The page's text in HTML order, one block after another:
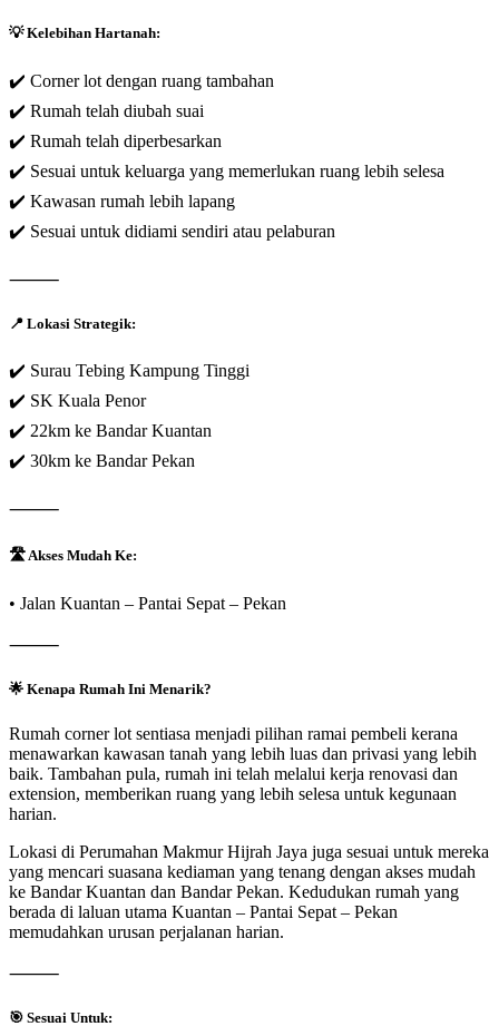
💡Kelebihan Hartanah:
✔️ Corner lot dengan ruang tambahan
✔️ Rumah telah diubah suai
✔️ Rumah telah diperbesarkan
✔️ Sesuai untuk keluarga yang memerlukan ruang lebih selesa
✔️ Kawasan rumah lebih lapang
✔️ Sesuai untuk didiami sendiri atau pelaburan
⸻
📍 Lokasi Strategik:
✔️ Surau Tebing Kampung Tinggi
✔️ SK Kuala Penor
✔️ 22km ke Bandar Kuantan
✔️ 30km ke Bandar Pekan
⸻
🛣️Akses Mudah Ke:
• Jalan Kuantan – Pantai Sepat – Pekan
⸻
🌟 Kenapa Rumah Ini Menarik?
Rumah corner lot sentiasa menjadi pilihan ramai pembeli kerana
menawarkan kawasan tanah yang lebih luas dan privasi yang lebih
baik. Tambahan pula, rumah ini telah melalui kerja renovasi dan
extension, memberikan ruang yang lebih selesa untuk kegunaan
harian.
Lokasi di Perumahan Makmur Hijrah Jaya juga sesuai untuk mereka
yang mencari suasana kediaman yang tenang dengan akses mudah
ke Bandar Kuantan dan Bandar Pekan. Kedudukan rumah yang
berada di laluan utama Kuantan – Pantai Sepat – Pekan
memudahkan urusan perjalanan harian.
⸻
🎯 Sesuai Untuk: